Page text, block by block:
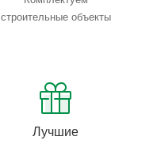
строительные объекты
Лучшие